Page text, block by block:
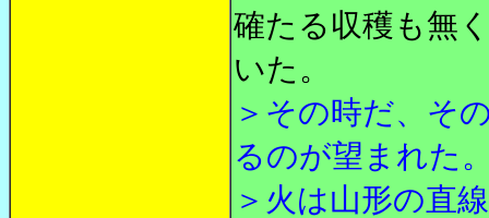
確たる収穫も無
いた。
＞その時だ、そ
るのが望まれた
＞火は山形の直